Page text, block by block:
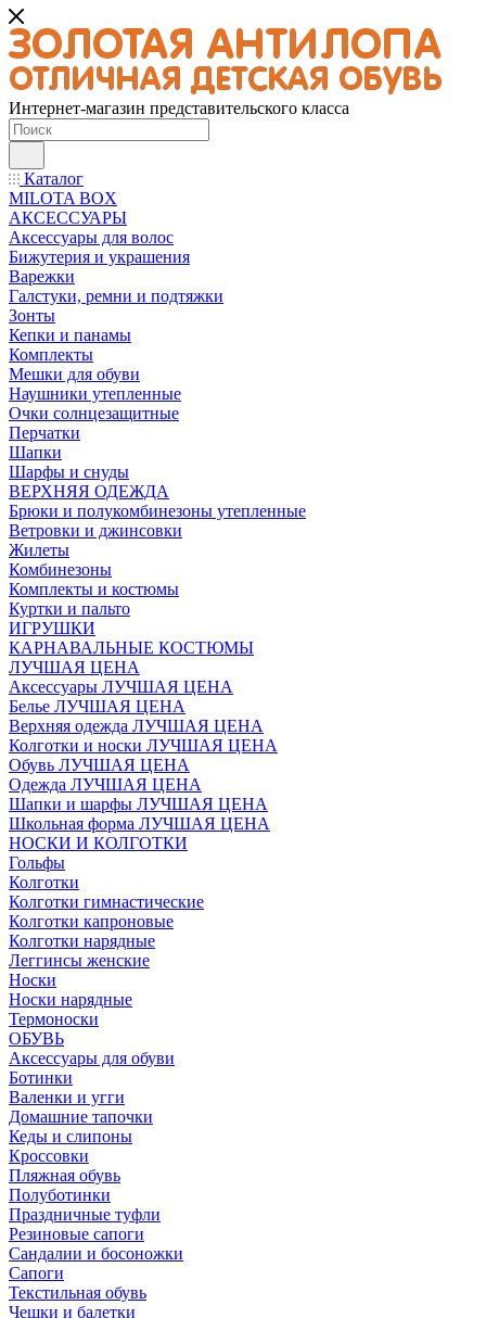
Интернет-магазин представительского класса
Каталог
MILOTA BOX
АКСЕССУАРЫ
Аксессуары для волос
Бижутерия и украшения
Варежки
Галстуки, ремни и подтяжки
Зонты
Кепки и панамы
Комплекты
Мешки для обуви
Наушники утепленные
Очки солнцезащитные
Перчатки
Шапки
Шарфы и снуды
ВЕРХНЯЯ ОДЕЖДА
Брюки и полукомбинезоны утепленные
Ветровки и джинсовки
Жилеты
Комбинезоны
Комплекты и костюмы
Куртки и пальто
ИГРУШКИ
КАРНАВАЛЬНЫЕ КОСТЮМЫ
ЛУЧШАЯ ЦЕНА
Аксессуары ЛУЧШАЯ ЦЕНА
Белье ЛУЧШАЯ ЦЕНА
Верхняя одежда ЛУЧШАЯ ЦЕНА
Колготки и носки ЛУЧШАЯ ЦЕНА
Обувь ЛУЧШАЯ ЦЕНА
Одежда ЛУЧШАЯ ЦЕНА
Шапки и шарфы ЛУЧШАЯ ЦЕНА
Школьная форма ЛУЧШАЯ ЦЕНА
НОСКИ И КОЛГОТКИ
Гольфы
Колготки
Колготки гимнастические
Колготки капроновые
Колготки нарядные
Леггинсы женские
Носки
Носки нарядные
Термоноски
ОБУВЬ
Аксессуары для обуви
Ботинки
Валенки и угги
Домашние тапочки
Кеды и слипоны
Кроссовки
Пляжная обувь
Полуботинки
Праздничные туфли
Резиновые сапоги
Сандалии и босоножки
Сапоги
Текстильная обувь
Чешки и балетки